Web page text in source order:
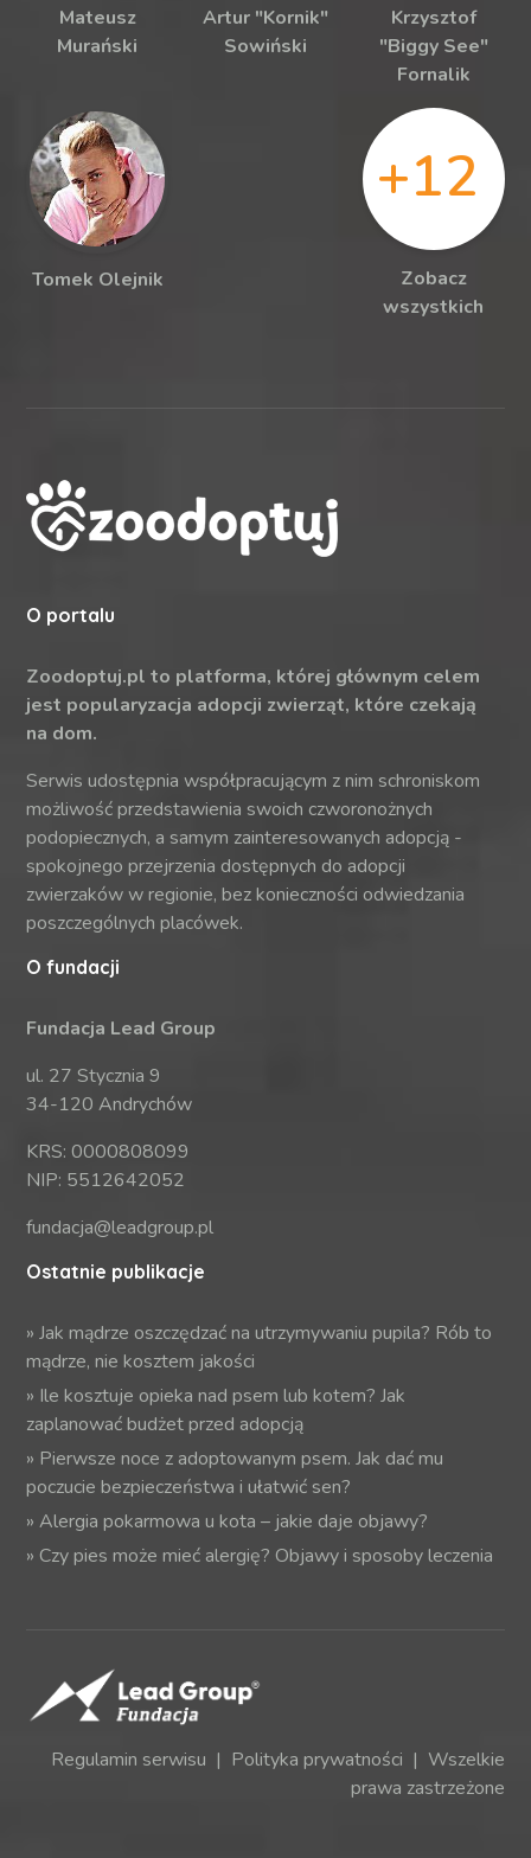
Mateusz
Murański
Artur "Kornik"
Sowiński
Krzysztof
"Biggy See"
Fornalik
Tomek Olejnik
+12
Zobacz
wszystkich
O portalu
Zoodoptuj.pl to platforma, której głównym celem
jest popularyzacja adopcji zwierząt, które czekają
na dom.
Serwis udostępnia współpracującym z nim schroniskom
możliwość przedstawienia swoich czworonożnych
podopiecznych, a samym zainteresowanych adopcją -
spokojnego przejrzenia dostępnych do adopcji
zwierzaków w regionie, bez konieczności odwiedzania
poszczególnych placówek.
O fundacji
Fundacja Lead Group
ul. 27 Stycznia 9
34-120 Andrychów
KRS: 0000808099
NIP: 5512642052
fundacja@leadgroup.pl
Ostatnie publikacje
»Jak mądrze oszczędzać na utrzymywaniu pupila? Rób to
mądrze, nie kosztem jakości
» Ile kosztuje opieka nad psem lub kotem? Jak
zaplanować budżet przed adopcją
» Pierwsze noce z adoptowanym psem. Jak dać mu
poczucie bezpieczeństwa i ułatwić sen?
»Alergia pokarmowa u kota – jakie daje objawy?
»Czy pies może mieć alergię? Objawy i sposoby leczenia
Regulamin serwisu | Polityka prywatności | Wszelkie
prawa zastrzeżone